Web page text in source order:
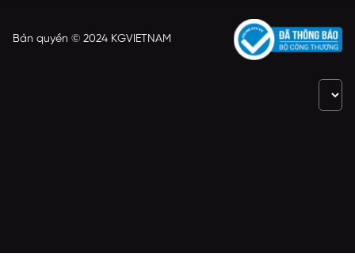
Bản quyền © 2024 KGVIETNAM